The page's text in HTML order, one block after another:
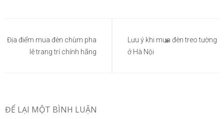
hướng
Địa điểm mua đèn chùm pha
lê trang trí chính hãng
Lưu ý khi mua đèn treo tường
ở Hà Nội
ĐỂ LẠI MỘT BÌNH LUẬN